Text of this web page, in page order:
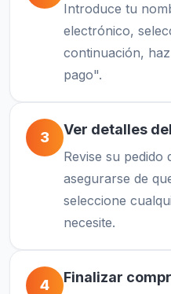
Introduce tu
electrónico,
continuación,
pago".
3 Ver detalles
Revise su pedido
asegurarse de
seleccione
necesite.
4 Finalizar